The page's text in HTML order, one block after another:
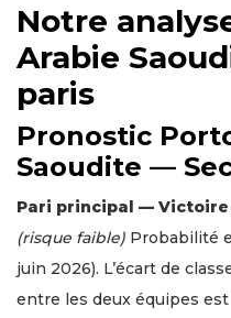
Notre
Arabie
paris
Pronostic
Saoudite —
Pari principal — Victoire
(risque faible) Probabilité
juin 2026). L’écart de
entre les deux équipes